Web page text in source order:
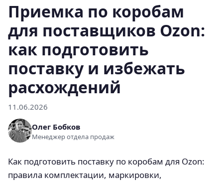
Приемка по коробам
для поставщиков Ozon:
как подготовить
поставку и избежать
расхождений
11.06.2026
Олег Бобков
Менеджер отдела продаж
Как подготовить поставку по коробам для Ozon:
правила комплектации, маркировки,